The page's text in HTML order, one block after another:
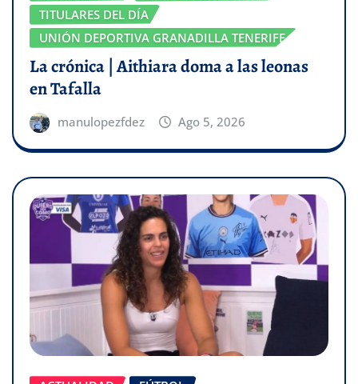
TITULARES DEL DÍA
UNIÓN DEPORTIVA GRANADILLA TENERIFE
La crónica | Aithiara doma a las leonas
en Tafalla
manulopezfdez Ago 5, 2026